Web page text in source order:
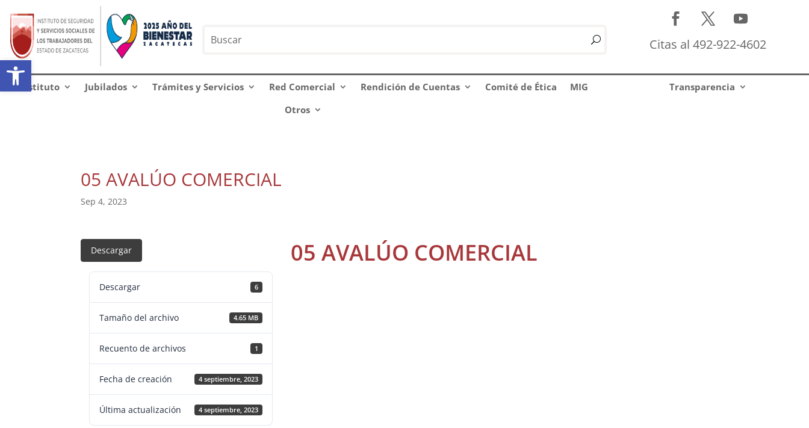
Abrir barra de herramientas
Citas al 492-922-4602
Instituto Jubilados Trámites y Servicios Red Comercial Rendición de Cuentas Comité de Ética
MIG
Otros
Transparencia
05 AVALÚO COMERCIAL
Sep 4, 2023
Descargar
Descargar 6
Tamaño del archivo 4.65 MB
Recuento de archivos 1
Fecha de creación 4 septiembre, 2023
Última actualización 4 septiembre, 2023
05 AVALÚO COMERCIAL